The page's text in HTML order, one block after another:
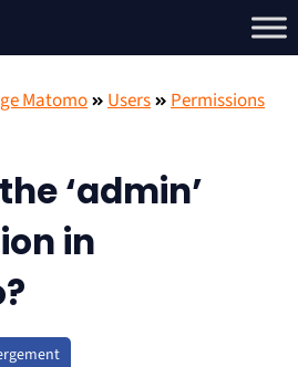
Matomo Users Permissions
‘admin’
in